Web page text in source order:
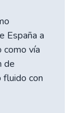
España a
como vía
de
fluido con